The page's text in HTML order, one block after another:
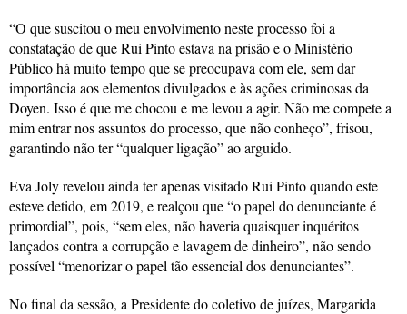
“O que suscitou o meu envolvimento neste processo foi a
constatação de que Rui Pinto estava na prisão e o Ministério
Público há muito tempo que se preocupava com ele, sem dar
importância aos elementos divulgados e às ações criminosas da
Doyen. Isso é que me chocou e me levou a agir. Não me compete a
mim entrar nos assuntos do processo, que não conheço”, frisou,
garantindo não ter “qualquer ligação” ao arguido.
Eva Joly revelou ainda ter apenas visitado Rui Pinto quando este
esteve detido, em 2019, e realçou que “o papel do denunciante é
primordial”, pois, “sem eles, não haveria quaisquer inquéritos
lançados contra a corrupção e lavagem de dinheiro”, não sendo
possível “menorizar o papel tão essencial dos denunciantes”.
No final da sessão, a Presidente do coletivo de juízes, Margarida